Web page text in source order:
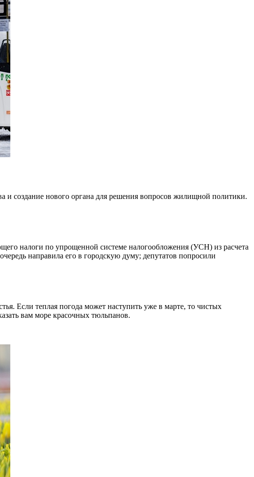
и создание нового органа для решения вопросов жилищной политики.
налоги по упрощенной системе налогообложения (УСН) из расчета
направила его в городскую думу; депутатов попросили
Если теплая погода может наступить уже в марте, то чистых
вам море красочных тюльпанов.